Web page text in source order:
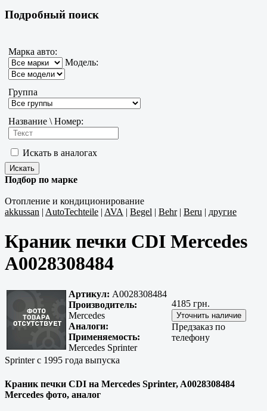
Подробный поиск
Марка авто:
Модель:
Группа
Название \ Номер:
Искать в аналогах
Подбор по марке
Отопление и кондиционирование
akkussan | AutoTechteile | AVA | Begel | Behr| Beru | другие
Краник печки CDI Mercedes
A0028308484
Артикул: A0028308484
Производитель:
Mercedes
Аналоги:
Применяемость:
Mercedes Sprinter
4185 грн.
Предзаказ по
телефону
Sprinter с 1995 года выпуска
Краник печки CDI на Mercedes Sprinter, A0028308484
Mercedes фото, аналог